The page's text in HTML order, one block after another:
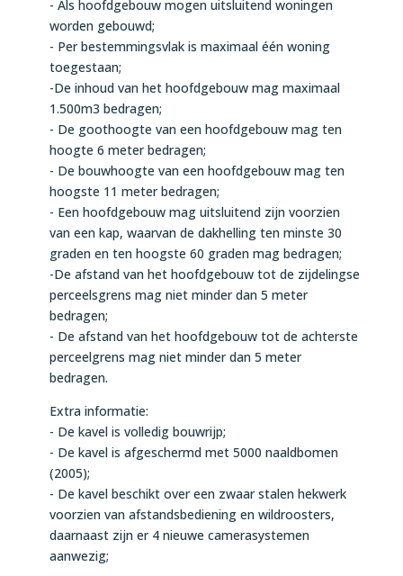
- Als hoofdgebouw mogen uitsluitend woningen
worden gebouwd;
- Per bestemmingsvlak is maximaal één woning
toegestaan;
-De inhoud van het hoofdgebouw mag maximaal
1.500m3 bedragen;
- De goothoogte van een hoofdgebouw mag ten
hoogte 6 meter bedragen;
- De bouwhoogte van een hoofdgebouw mag ten
hoogste 11 meter bedragen;
- Een hoofdgebouw mag uitsluitend zijn voorzien
van een kap, waarvan de dakhelling ten minste 30
graden en ten hoogste 60 graden mag bedragen;
-De afstand van het hoofdgebouw tot de zijdelingse
perceelsgrens mag niet minder dan 5 meter
bedragen;
- De afstand van het hoofdgebouw tot de achterste
perceelgrens mag niet minder dan 5 meter
bedragen.
Extra informatie:
- De kavel is volledig bouwrijp;
- De kavel is afgeschermd met 5000 naaldbomen
(2005);
- De kavel beschikt over een zwaar stalen hekwerk
voorzien van afstandsbediening en wildroosters,
daarnaast zijn er 4 nieuwe camerasystemen
aanwezig;